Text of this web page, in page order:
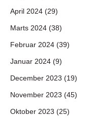
April 2024 (29)
Marts 2024 (38)
Februar 2024 (39)
Januar 2024 (9)
December 2023 (19)
November 2023 (45)
Oktober 2023 (25)